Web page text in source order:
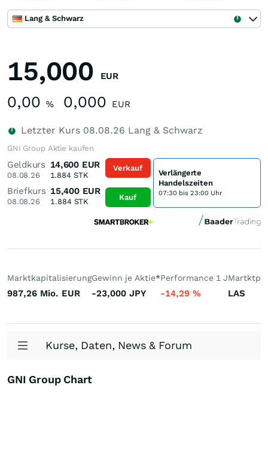
Lang & Schwarz
15,000 EUR
0,00 % 0,000 EUR
Letzter Kurs 08.08.26 Lang & Schwarz
GNI Group Aktie kaufen
Geldkurs
08.08.26
14,600 EUR
1.884STK
Briefkurs
08.08.26
15,400 EUR
1.884STK
Verkauf
Kauf
Verlängerte
Handelszeiten
07:30 bis 23:00 Uhr
Marktkapitalisierung
987,26 Mio. EUR
Gewinn je Aktie*
-23,000 JPY
Performance 1 J
-14,29 % LAS
Kurse, Daten, News & Forum
GNI Group Chart